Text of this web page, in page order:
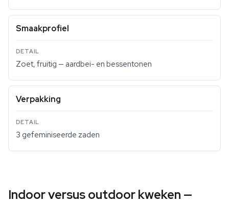
Smaakprofiel
Zoet, fruitig — aardbei- en bessentonen
Verpakking
3 gefeminiseerde zaden
Indoor versus outdoor kweken —